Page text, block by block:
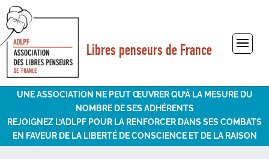
Libres penseurs de France
Sélectionner une page
UNE ASSOCIATION NE PEUT ŒUVRER QU’À LA MESURE DU
NOMBRE DE SES ADHÉRENTS
REJOIGNEZ L’ADLPF POUR LA RENFORCER DANS SES COMBATS
EN FAVEUR DE LA LIBERTÉ DE CONSCIENCE ET DE LA RAISON